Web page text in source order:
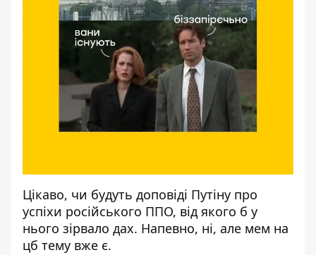
Цікаво, чи будуть доповіді Путіну про
успіхи російського ППО, від якого б у
нього зірвало дах. Напевно, ні, але мем на
цб тему вже є.